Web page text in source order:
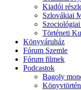
Kiadói
Szlovákiai
Történeti
Könyváruház
Fórum Szemle
Fórum filmek
Podcastok
Bagoly